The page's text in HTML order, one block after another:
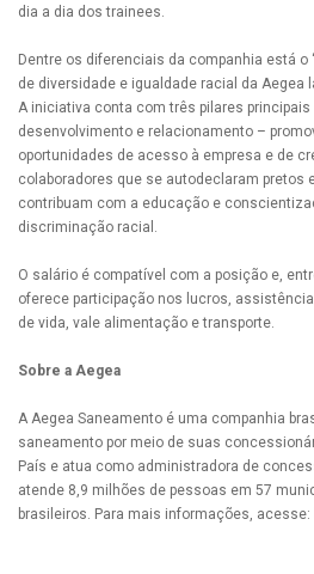
dia a dia dos trainees.
Dentre os diferenciais da companhia está o
de diversidade e igualdade racial da Aegea
A iniciativa conta com três pilares principais
desenvolvimento e relacionamento –
oportunidades de acesso à empresa e de
colaboradores que se autodeclaram pretos
contribuam com a educação e
discriminação racial.
O salário é compatível com a posição e,
oferece participação nos lucros,
de vida, vale alimentação e transporte.
Sobre a Aegea
A Aegea Saneamento é uma companhia
saneamento por meio de suas
País e atua como administradora de
atende 8,9 milhões de pessoas em 57
brasileiros. Para mais informações, acesse: